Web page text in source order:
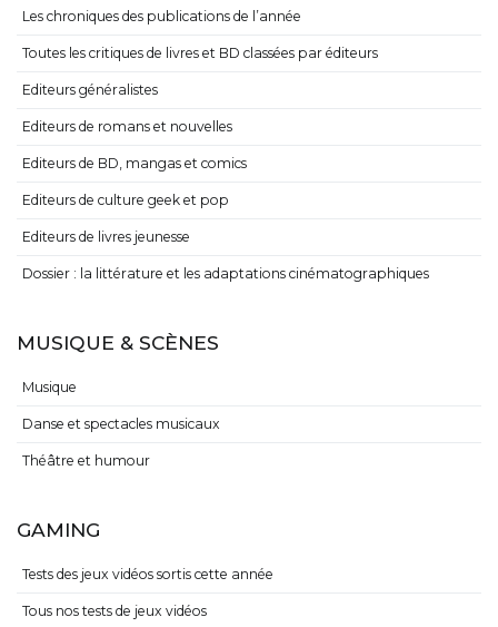
Les chroniques des publications de l’année
Toutes les critiques de livres et BD classées par éditeurs
Editeurs généralistes
Editeurs de romans et nouvelles
Editeurs de BD, mangas et comics
Editeurs de culture geek et pop
Editeurs de livres jeunesse
Dossier : la littérature et les adaptations cinématographiques
MUSIQUE & SCÈNES
Musique
Danse et spectacles musicaux
Théâtre et humour
GAMING
Tests des jeux vidéos sortis cette année
Tous nos tests de jeux vidéos